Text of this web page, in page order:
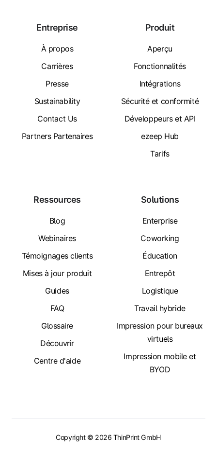
Entreprise
À propos
Carrières
Presse
Sustainability
Contact Us
Partners Partenaires
Produit
Aperçu
Fonctionnalités
Intégrations
Sécurité et conformité
Développeurs et API
ezeep Hub
Tarifs
Ressources
Blog
Webinaires
Témoignages clients
Mises à jour produit
Guides
FAQ
Glossaire
Découvrir
Centre d'aide
Solutions
Enterprise
Coworking
Éducation
Entrepôt
Logistique
Travail hybride
Impression pour bureaux
virtuels
Impression mobile et
BYOD
Copyright © 2026 ThinPrint GmbH